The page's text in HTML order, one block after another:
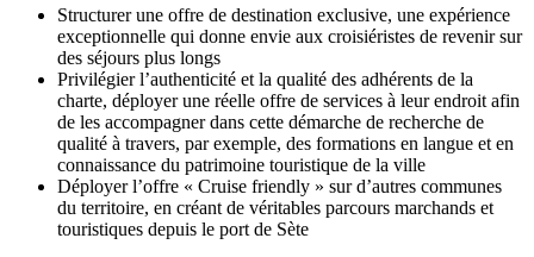
Structurer une offre de destination exclusive, une expérience
exceptionnelle qui donne envie aux croisiéristes de revenir sur
des séjours plus longs
Privilégier l’authenticité et la qualité des adhérents de la
charte, déployer une réelle offre de services à leur endroit afin
de les accompagner dans cette démarche de recherche de
qualité à travers, par exemple, des formations en langue et en
connaissance du patrimoine touristique de la ville
Déployer l’offre « Cruise friendly » sur d’autres communes
du territoire, en créant de véritables parcours marchands et
touristiques depuis le port de Sète